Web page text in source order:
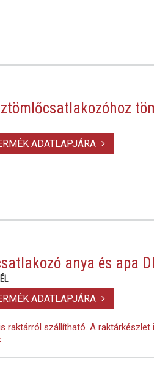
ADATLAPJÁRA
anya és apa
ADATLAPJÁRA
raktárról szállítható. A raktárkészlet